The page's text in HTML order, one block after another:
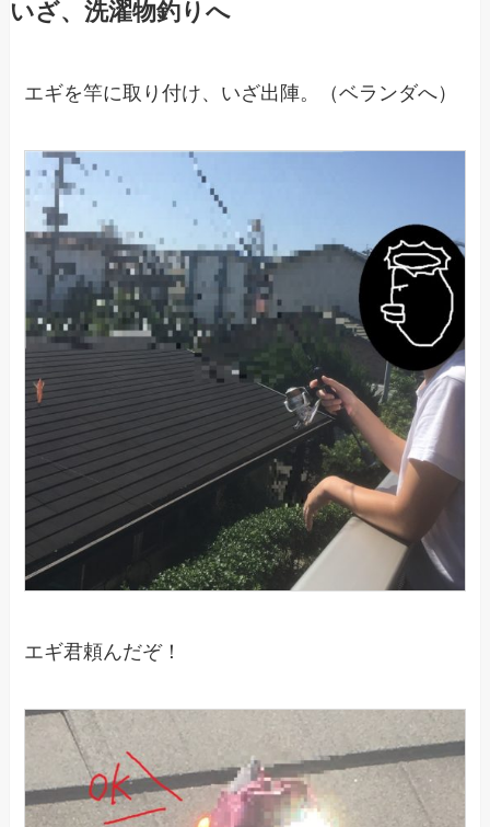
いざ、洗濯物釣りへ
エギを竿に取り付け、いざ出陣。（ベランダへ）
エギ君頼んだぞ！